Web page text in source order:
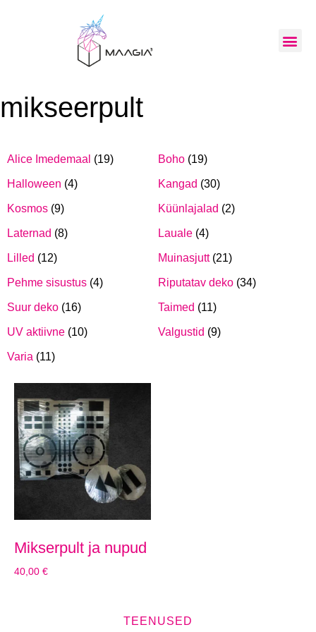
mikseerpult
Alice Imedemaal (19) Boho (19)
Halloween (4) Kangad (30)
Kosmos (9) Küünlajalad (2)
Laternad (8) Lauale (4)
Lilled (12) Muinasjutt (21)
Pehme sisustus (4) Riputatav deko (34)
Suur deko (16) Taimed (11)
UV aktiivne (10) Valgustid (9)
Varia (11)
Mikserpult ja nupud
40,00 €
TEENUSED